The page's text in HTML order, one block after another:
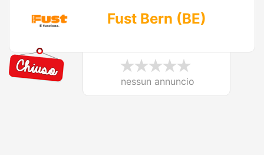
Fust Bern (BE)
nessun annuncio